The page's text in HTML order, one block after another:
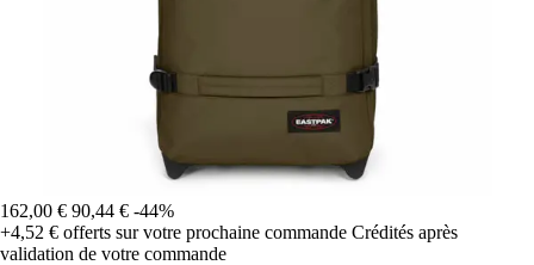
162,00 € 90,44 € -44%
+4,52 € offerts sur votre prochaine commande Crédités après
validation de votre commande